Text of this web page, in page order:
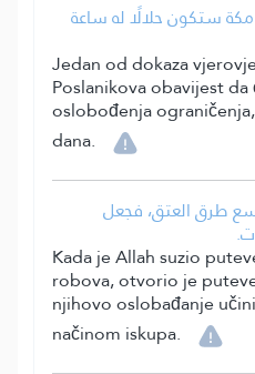
مكة ستكون حلالًا له ساعة
Jedan od dokaza
Poslanikova obavijest
oslobođenja
dana.
طرق العتق، فجعل
Kada je Allah suzio
robova, otvorio je
njihovo oslobađanje
načinom iskupa.